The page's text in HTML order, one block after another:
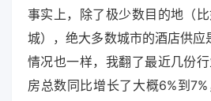
事实上，除了极少数目的地（
城），绝大多数城市的酒店供
情况也一样，我翻了最近几份
房总数同比增长了大概6%到